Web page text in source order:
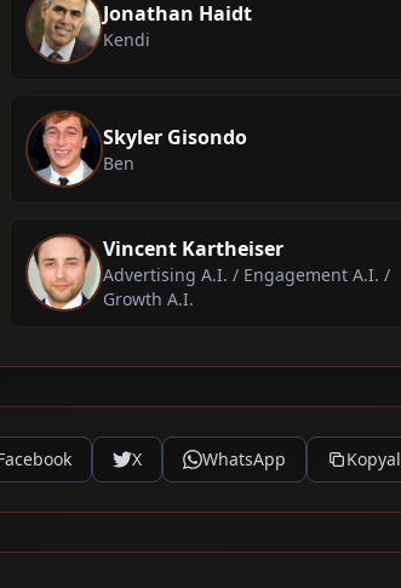
Jonathan Haidt
Kendi
Skyler Gisondo
Ben
Vincent Kartheiser
Advertising A.I. / Engagement A.I. /
Growth A.I.
X WhatsApp